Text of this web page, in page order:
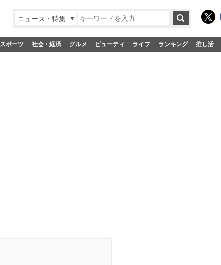
ニュース・特集
スポーツ 社会・経済 グルメ ビューティ ライフ ランキング 推し活